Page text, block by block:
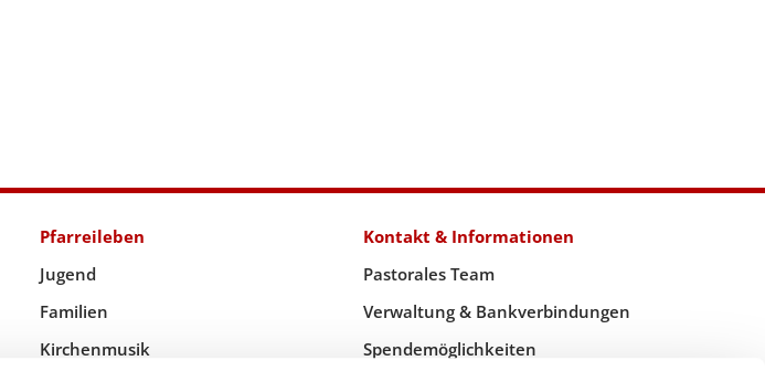
Pfarreileben
Jugend
Familien
Kirchenmusik
Kontakt & Informationen
Pastorales Team
Verwaltung & Bankverbindungen
Spendemöglichkeiten